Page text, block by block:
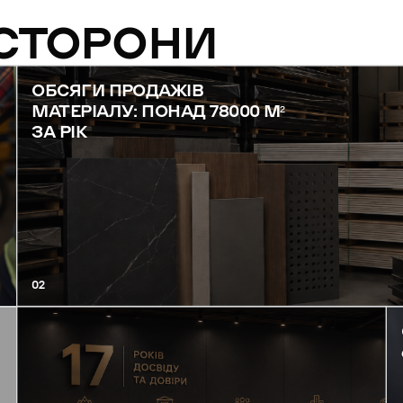
ОБСЯГИ ПРОДАЖІВ
МАТЕРІАЛУ: ПОНАД 78000 М²
ЗА РІК
02